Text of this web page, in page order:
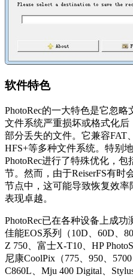
软件特色
PhotoRec的一大特色是它忽
文件系统严重损坏或格式化
部分丢失的文件。它兼容FAT
HFS+等多种文件系统。特别
PhotoRec进行了特殊优化，
节。然而，由于ReiserFS有时
节点中，这可能导致恢复效
表现卓越。
PhotoRec已在各种设备上成
佳能EOS系列（10D、60D、
Z 750、富士X-T10、HP
尼康CoolPix（775、950、
C860L、Mju 400 Digital、